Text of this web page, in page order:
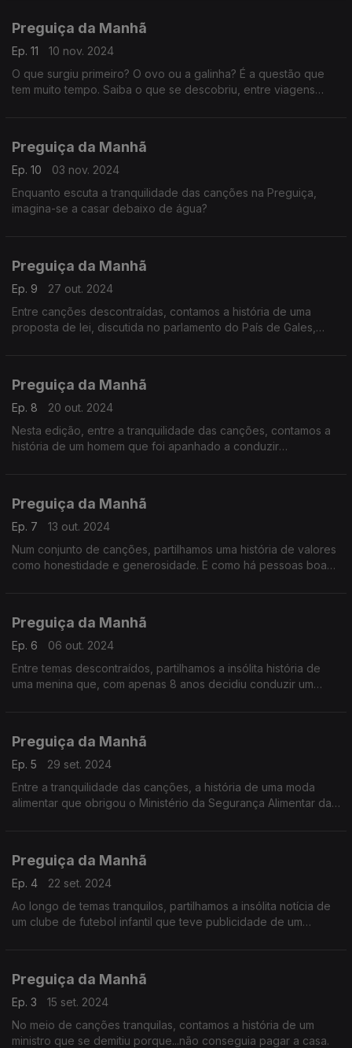
Preguiça da Manhã
Ep. 11
10 nov. 2024
O que surgiu primeiro? O ovo ou a galinha? É a questão que
tem muito tempo. Saiba o que se descobriu, entre viagens
Preguiça da Manhã
Ep. 10
03 nov. 2024
Enquanto escuta a tranquilidade das canções na Preguiça,
imagina-se a casar debaixo de água?
Preguiça da Manhã
Ep. 9
27 out. 2024
Entre canções descontraídas, contamos a história de uma
proposta de lei, discutida no parlamento do País de Gales,
Preguiça da Manhã
Ep. 8
20 out. 2024
Nesta edição, entre a tranquilidade das canções, contamos a
história de um homem que foi apanhado a conduzir
Preguiça da Manhã
Ep. 7
13 out. 2024
Num conjunto de canções, partilhamos uma história de valores
como honestidade e generosidade. E como há pessoas boas
Preguiça da Manhã
Ep. 6
06 out. 2024
Entre temas descontraídos, partilhamos a insólita história de
uma menina que, com apenas 8 anos decidiu conduzir um
Preguiça da Manhã
Ep. 5
29 set. 2024
Entre a tranquilidade das canções, a história de uma moda
alimentar que obrigou o Ministério da Segurança Alimentar da
Preguiça da Manhã
Ep. 4
22 set. 2024
Ao longo de temas tranquilos, partilhamos a insólita notícia de
um clube de futebol infantil que teve publicidade de um
Preguiça da Manhã
Ep. 3
15 set. 2024
No meio de canções tranquilas, contamos a história de um
ministro que se demitiu porque...não conseguia pagar a casa.